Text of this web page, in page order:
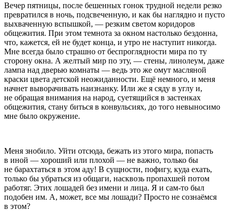
Вечер пятницы, после бешенных гонок трудной недели резко
превратился в ночь, подсвеченную, и как бы наглядно и пусто
выхваченную вспышкой, — резким светом коридоров
общежития. При этом темнота за окном настолько бездонна,
что, кажется, ей не будет конца, и утро не наступит никогда.
Мне всегда было страшно от беспроглядности мира по ту
сторону окна. А желтый мир по эту, — стены, линолеум, даже
лампа над дверью комнаты — ведь это же омут масляной
краски цвета детской неожиданности. Ещё немного, и меня
начнет выворачивать наизнанку. Или же я сяду в углу и,
не обращая внимания на народ, суетящийся в застенках
общежития, стану биться в конвульсиях, до того невыносимо
мне было окружение.
Меня знобило. Уйти отсюда, бежать из этого мира, попасть
в иной — хороший или плохой — не важно, только бы
не барахтаться в этом аду! В сущности, пофигу, куда ехать,
только бы убраться из общаги, насквозь пропахшей потом
работяг. Этих лошадей без имени и лица. Я и сам-то был
подобен им. А, может, все мы лошади? Просто не сознаёмся
в этом?